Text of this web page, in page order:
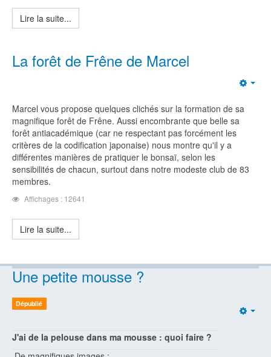
Lire la suite...
La forêt de Frêne de Marcel
Marcel vous propose quelques clichés sur la formation de sa
magnifique forêt de Frêne. Aussi encombrante que belle sa
forêt antiacadémique (car ne respectant pas forcément les
critères de la codification japonaise) nous montre qu'il y a
différentes manières de pratiquer le bonsaï, selon les
sensibilités de chacun, surtout dans notre modeste club de 83
membres.
Affichages : 12641
Lire la suite...
Une petite mousse ?
Dépublié
J'ai de la pelouse dans ma mousse : quoi faire ?